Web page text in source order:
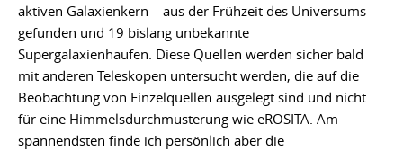
aktiven Galaxienkern – aus der Frühzeit des Universums
gefunden und 19 bislang unbekannte
Supergalaxienhaufen. Diese Quellen werden sicher bald
mit anderen Teleskopen untersucht werden, die auf die
Beobachtung von Einzelquellen ausgelegt sind und nicht
für eine Himmelsdurchmusterung wie eROSITA. Am
spannendsten finde ich persönlich aber die